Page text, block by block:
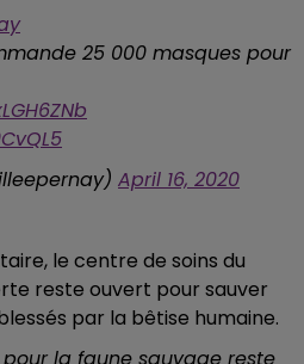
25 000 masques pour
April 16, 2020
le centre de soins du
reste ouvert pour sauver
par la bêtise humaine.